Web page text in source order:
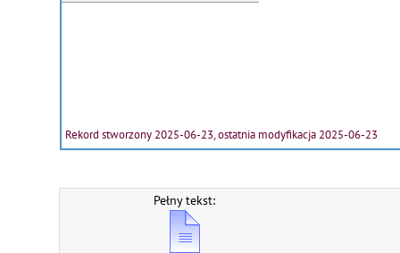
Rekord stworzony 2025-06-23, ostatnia modyfikacja 2025-06-23
Pełny tekst: